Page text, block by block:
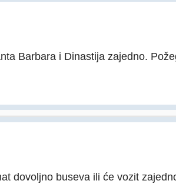
Barbara i Dinastija zajedno.
dovoljno buseva ili će vozit